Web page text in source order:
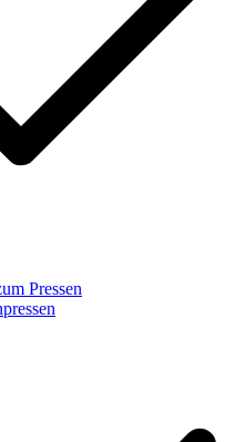
Pressen